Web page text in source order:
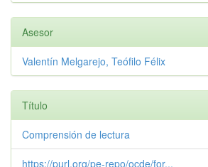
Asesor
Valentín Melgarejo, Teófilo Félix
Título
Comprensión de lectura
https://purl.org/pe-repo/ocde/for...